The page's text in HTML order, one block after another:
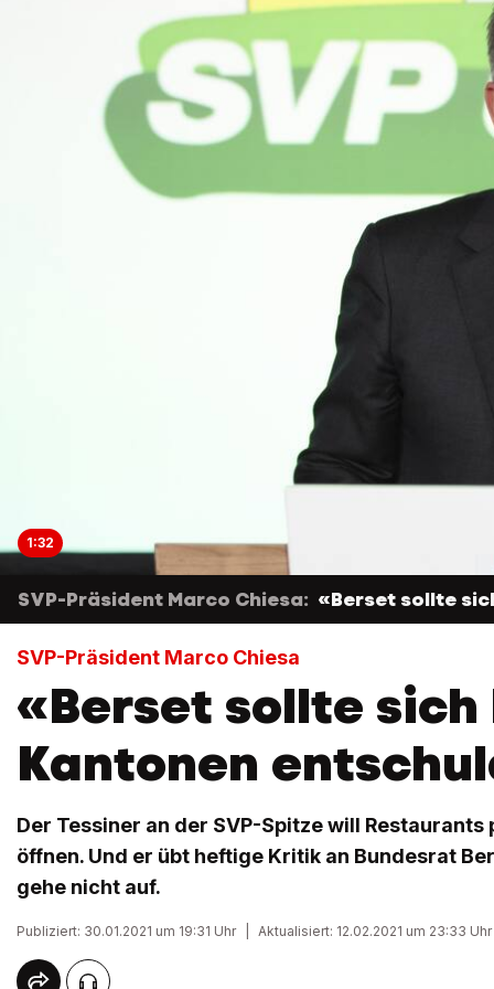
1:32
SVP-Präsident Marco Chiesa: «Berset sollte
SVP-Präsident Marco Chiesa
«Berset sollte sich
Kantonen
Der Tessiner an der SVP-Spitze will
öffnen. Und er übt heftige Kritik an Bundesrat
gehe nicht auf.
Publiziert: 30.01.2021 um 19:31 Uhr Aktualisiert: 12.02.2021 um 23:33 Uhr